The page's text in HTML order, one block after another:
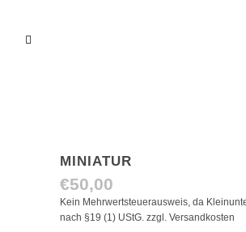
MINIATUR
€50,00
Kein Mehrwertsteuerausweis, da
nach §19 (1) UStG. zzgl. Versandkosten